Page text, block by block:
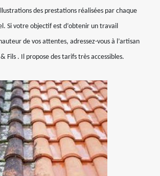
des prestations réalisées par chaque
Si votre objectif est d’obtenir un travail
de vos attentes, adressez-vous à l’artisan
Fils . Il propose des tarifs très accessibles.